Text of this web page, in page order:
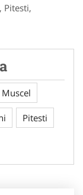
Pitesti,
Pitesti